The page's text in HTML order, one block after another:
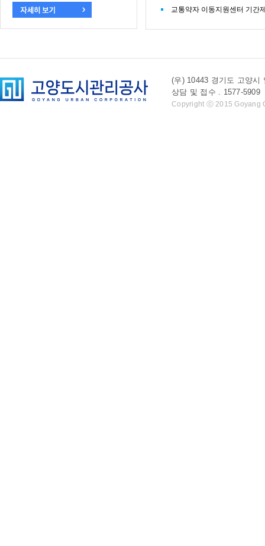
교통약자 이동지원센터 기간
(우) 10443 경기도 고양시
상담 및 접수 . 1577-
Copyright ⓒ 2015 Goyang